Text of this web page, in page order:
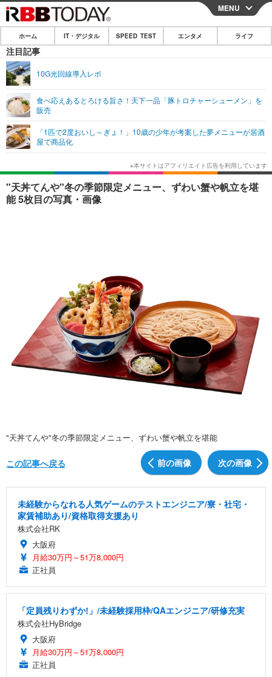
CLOSE
ホーム
IT・デジタル
ショッピング その他
SPEED TEST
エンタメ
エンタメTOP
韓国・芸能
音楽 スポーツ
ライフ
ライフTOP グルメ
ペット ショッピング
リリース一覧
プッシュ通知の停止方法
MENU
ホーム IT・デジタル SPEED TEST エンタメ ライフ
注目記事
10G光回線導入レポ
食べ応えあるとろける旨さ！天下一品「豚トロチャーシューメン」を
販売
「1匹で2度おいし～ぎょ！」10歳の少年が考案した夢メニューが居酒
屋で商品化
"天丼てんや"冬の季節限定メニュー、ずわい蟹や帆立を堪
能 5枚目の写真・画像
"天丼てんや"冬の季節限定メニュー、ずわい蟹や帆立を堪能
前の画像 次の画像
この記事へ戻る
未経験からなれる人気ゲームのテストエンジニア/寮・社宅・
家賃補助あり/資格取得支援あり
株式会社RK
大阪府
月給30万円～51万8,000円
正社員
「定員残りわずか!」/未経験採用枠/QAエンジニア/研修充実
株式会社HyBridge
大阪府
月給30万円～51万8,000円
正社員